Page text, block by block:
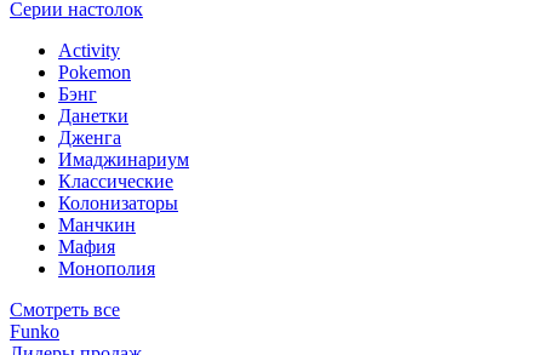
Серии настолок
Activity
Pokemon
Бэнг
Данетки
Дженга
Имаджинариум
Классические
Колонизаторы
Манчкин
Мафия
Монополия
Смотреть все
Funko